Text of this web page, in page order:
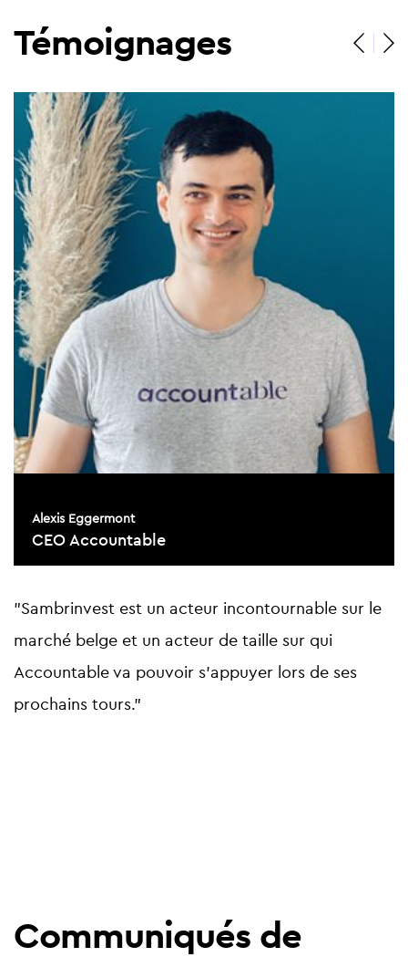
Témoignages
Alexis Eggermont
CEO Accountable
"Sambrinvest est un acteur incontournable sur le
marché belge et un acteur de taille sur qui
Accountable va pouvoir s’appuyer lors de ses
prochains tours."
Communiqués de